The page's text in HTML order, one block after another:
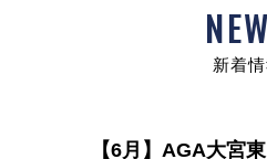
新着
【6月】AGA大宮